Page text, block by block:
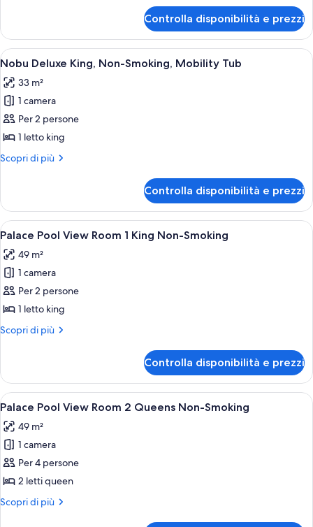
Non-
Smoking,Roll-
In
Shower
Deluxe,
Queen,
Smoking,Roll-
In
Shower
Controlla disponibilità e prezzi
Apri
tutte
le
foto
per
Nobu
Deluxe
King,
Smoking,
Mobility
Tub
Una camera d'albergo con un ampio
4
Nobu Deluxe King, Non-Smoking, Mobility Tub
33 m²
1 camera
Per 2 persone
1 letto king
Scopri di più
Altri
Deluxe
King,
Non-
Mobility
Tub
Controlla disponibilità e prezzi
Apri
tutte
le
foto
per
Palace
Pool
View
1
King
Non-
Smoking
Una camera d'albergo con un letto
4
Palace Pool View Room 1 King Non-Smoking
49 m²
1 camera
Per 2 persone
1 letto king
Scopri di più
Altri
Pool
View
Room
King
Non-
Smoking
Controlla disponibilità e prezzi
Apri
tutte
le
foto
per
Palace
Pool
View
Una camera d'albergo con due letti,
4
Palace Pool View Room 2 Queens Non-Smoking
49 m²
1 camera
Per 4 persone
2 letti queen
Scopri di più
Altri